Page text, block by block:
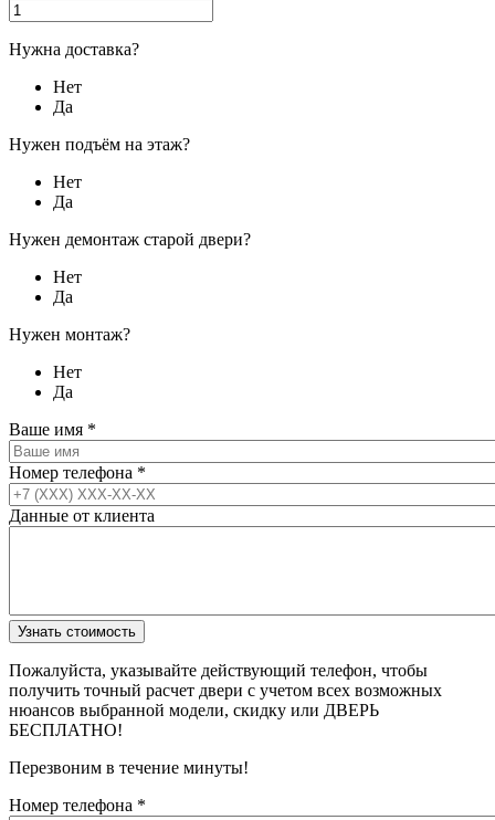
Нужна доставка?
Нет
Да
Нужен подъём на этаж?
Нет
Да
Нужен демонтаж старой двери?
Нет
Да
Нужен монтаж?
Нет
Да
Ваше имя *
Номер телефона *
Данные от клиента
Пожалуйста, указывайте действующий телефон, чтобы
получить точный расчет двери с учетом всех возможных
нюансов выбранной модели, скидку или ДВЕРЬ
БЕСПЛАТНО!
Перезвоним в течение минуты!
Номер телефона *